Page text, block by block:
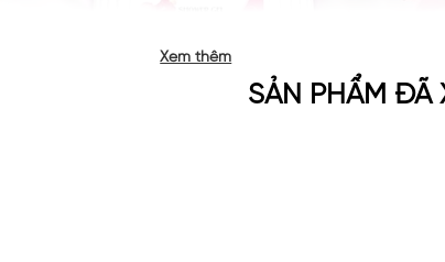
Xem thêm
SẢN PHẨM ĐÃ